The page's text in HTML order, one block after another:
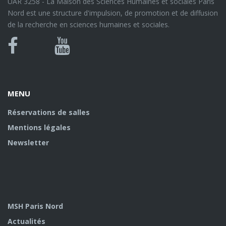
Nord est une structure d'impulsion, de promotion et de diffusion
de la recherche en sciences humaines et sociales.
Bluesky
Canal
MENU
Réservations de salles
Mentions légales
Newsletter
MSH Paris Nord
Actualités